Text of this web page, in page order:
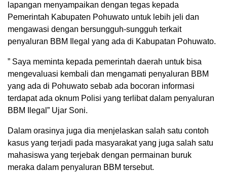
lapangan menyampaikan dengan tegas kepada
Pemerintah Kabupaten Pohuwato untuk lebih jeli dan
mengawasi dengan bersungguh-sungguh terkait
penyaluran BBM Ilegal yang ada di Kabupatan Pohuwato.
” Saya meminta kepada pemerintah daerah untuk bisa
mengevaluasi kembali dan mengamati penyaluran BBM
yang ada di Pohuwato sebab ada bocoran informasi
terdapat ada oknum Polisi yang terlibat dalam penyaluran
BBM Ilegal” Ujar Soni.
Dalam orasinya juga dia menjelaskan salah satu contoh
kasus yang terjadi pada masyarakat yang juga salah satu
mahasiswa yang terjebak dengan permainan buruk
meraka dalam penyaluran BBM tersebut.